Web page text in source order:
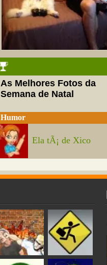
As Melhores Fotos da
Semana de Natal
Humor
Ela tÃ¡ de Xico